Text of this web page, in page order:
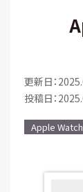
更新日：
投稿日：
Apple Watch